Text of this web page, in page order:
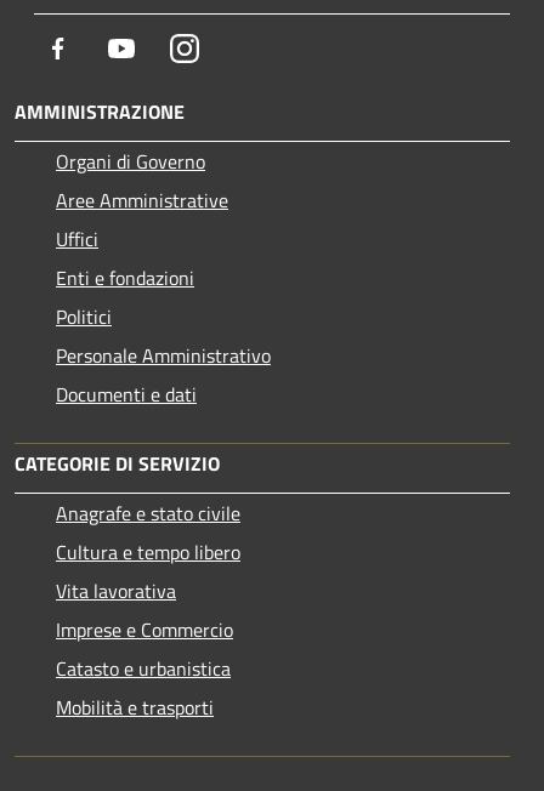
Facebook YoutubeInstagram
AMMINISTRAZIONE
Organi di Governo
Aree Amministrative
Uffici
Enti e fondazioni
Politici
Personale Amministrativo
Documenti e dati
CATEGORIE DI SERVIZIO
Anagrafe e stato civile
Cultura e tempo libero
Vita lavorativa
Imprese e Commercio
Catasto e urbanistica
Mobilità e trasporti